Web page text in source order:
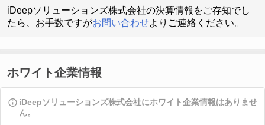
iDeepソリューションズ株式会社の決算情報をご存知でし
たら、お手数ですがお問い合わせよりご連絡ください。
ホワイト企業情報
iDeepソリューションズ株式会社にホワイト企業情報はありませ
ん。